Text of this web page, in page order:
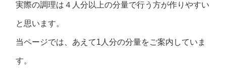
実際の調理は４人分以上の分量で行う方が作りやすい
と思います。
当ページでは、あえて1人分の分量をご案内していま
す。